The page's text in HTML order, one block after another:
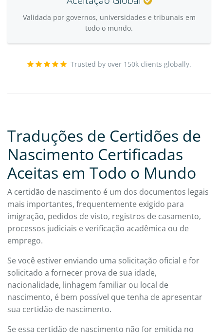
Validada por governos, universidades e tribunais em
todo o mundo.
Trusted by over 150k clients globally.
Traduções de Certidões de
Nascimento Certificadas
Aceitas em Todo o Mundo
A certidão de nascimento é um dos documentos legais
mais importantes, frequentemente exigido para
imigração, pedidos de visto, registros de casamento,
processos judiciais e verificação acadêmica ou de
emprego.
Se você estiver enviando uma solicitação oficial e for
solicitado a fornecer prova de sua idade,
nacionalidade, linhagem familiar ou local de
nascimento, é bem possível que tenha de apresentar
sua certidão de nascimento.
Se essa certidão de nascimento não for emitida no